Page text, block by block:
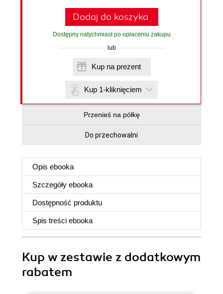
Dodaj do koszyka
Dostępny natychmiast po opłaceniu zakupu
lub
Kup na prezent
Kup 1-kliknięciem
Przenieś na półkę
Do przechowalni
Opis ebooka
Szczegóły ebooka
Dostępność produktu
Spis treści ebooka
Kup w zestawie z dodatkowym
rabatem